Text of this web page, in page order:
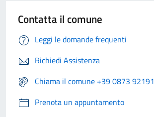
Contatta il comune
Leggi le domande frequenti
Richiedi Assistenza
Chiama il comune +39 0873 92191
Prenota un appuntamento